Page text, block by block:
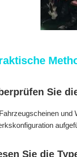
Sie
und
Sie die